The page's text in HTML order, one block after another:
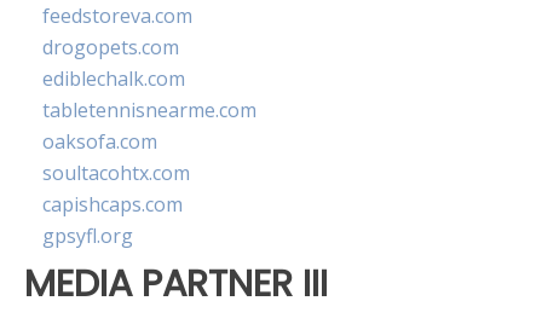
feedstoreva.com
drogopets.com
ediblechalk.com
tabletennisnearme.com
oaksofa.com
soultacohtx.com
capishcaps.com
gpsyfl.org
MEDIA PARTNER III